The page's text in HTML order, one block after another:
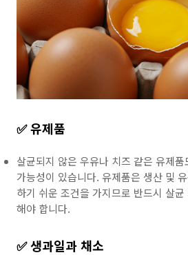
✅ 유제품
살균되지 않은 우유나 치즈 같은 유제
가능성이 있습니다. 유제품은 생산 및
하기 쉬운 조건을 가지므로 반드시 살
해야 합니다.
✅ 생과일과 채소